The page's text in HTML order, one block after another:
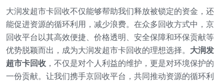
大润发超市卡回收不仅能够帮助我们释放被锁定的资金，还
能促进资源的循环利用，减少浪费。在众多回收方式中，京
回收平台以其高效便捷、价格透明、安全保障和环保贡献等
优势脱颖而出，成为大润发超市卡回收的理想选择。 大润发
超市卡回收，不仅是对个人利益的维护，更是对环境保护的
一份贡献。让我们携手京回收平台，共同推动资源的循环利